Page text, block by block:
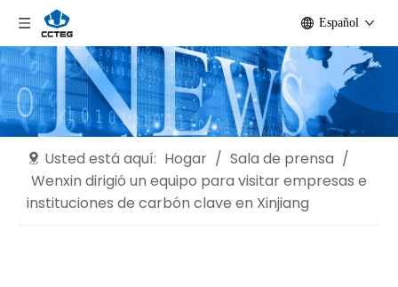
Español
Usted está aquí: Hogar / Sala de prensa /
Wenxin dirigió un equipo para visitar empresas e
instituciones de carbón clave en Xinjiang